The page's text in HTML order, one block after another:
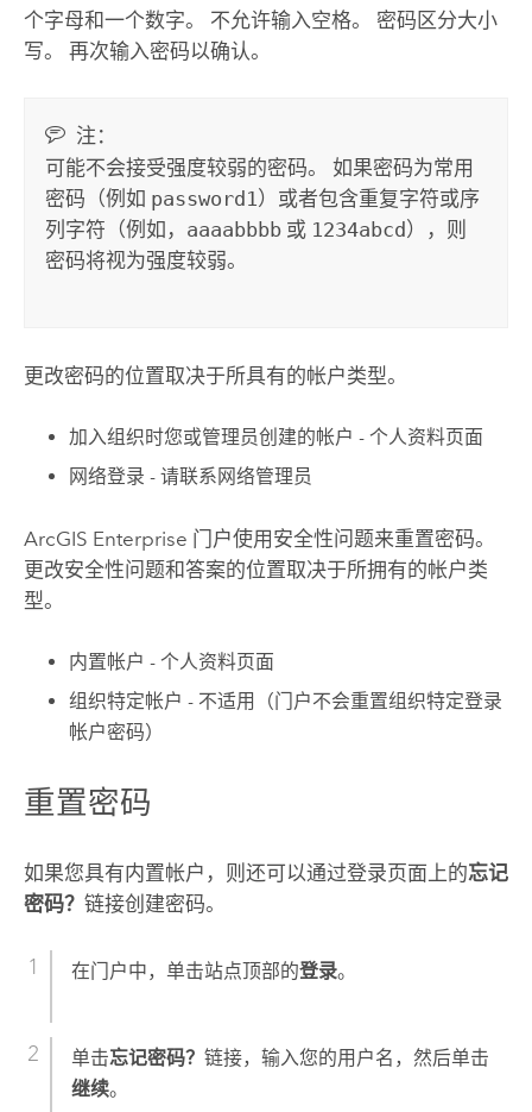
个字母和一个数字。 不允许输入空格。 密码区分大小
写。 再次输入密码以确认。
注：
可能不会接受强度较弱的密码。 如果密码为常用
密码（例如 password1 ）或者包含重复字符或序
列字符（例如， aaaabbbb 或 1234abcd），则
密码将视为强度较弱。
更改密码的位置取决于所具有的帐户类型。
加入组织时您或管理员创建的帐户 - 个人资料页面
网络登录 - 请联系网络管理员
ArcGIS Enterprise 门户使用安全性问题来重置密码。
更改安全性问题和答案的位置取决于所拥有的帐户类
型。
内置帐户 - 个人资料页面
组织特定帐户 - 不适用（门户不会重置组织特定登录
帐户密码）
重置密码
如果您具有内置帐户，则还可以通过登录页面上的忘记
密码？ 链接创建密码。
在门户中，单击站点顶部的登录。
单击忘记密码？ 链接，输入您的用户名，然后单击
继续。